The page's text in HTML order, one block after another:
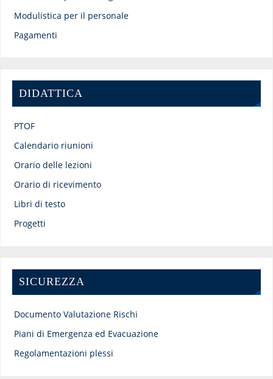
Modulistica per il personale
Pagamenti
DIDATTICA
PTOF
Calendario riunioni
Orario delle lezioni
Orario di ricevimento
Libri di testo
Progetti
SICUREZZA
Documento Valutazione Rischi
Piani di Emergenza ed Evacuazione
Regolamentazioni plessi